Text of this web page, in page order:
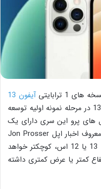
1 ترابایتی
آیفون 13
است، این نسخه از آیفون 13 در مرحله نمونه اولیه توسعه
های پرو این سری دارای یک
ترابایت حافظه داخلی هستند افشاگر معروف اخبار اپل Jon Prosser
اظهار داشت که بریدگی ناچ در آیفون 13 یا 12 اس، کوچکتر خواهد
کمتر یا عرض کمتری داشته